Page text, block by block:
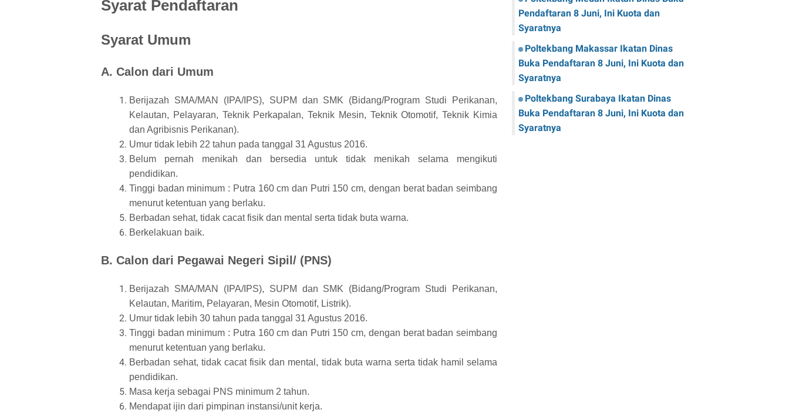
Syarat Pendaftaran
Syarat Umum
A. Calon dari Umum
Berijazah SMA/MAN (IPA/IPS), SUPM dan SMK (Bidang/Program Studi Perikanan,
Kelautan, Pelayaran, Teknik Perkapalan, Teknik Mesin, Teknik Otomotif, Teknik Kimia
dan Agribisnis Perikanan).
Umur tidak lebih 22 tahun pada tanggal 31 Agustus 2016.
Belum pernah menikah dan bersedia untuk tidak menikah selama mengikuti
pendidikan.
Tinggi badan minimum : Putra 160 cm dan Putri 150 cm, dengan berat badan seimbang
menurut ketentuan yang berlaku.
Berbadan sehat, tidak cacat fisik dan mental serta tidak buta warna.
Berkelakuan baik.
B. Calon dari Pegawai Negeri Sipil/ (PNS)
Berijazah SMA/MAN (IPA/IPS), SUPM dan SMK (Bidang/Program Studi Perikanan,
Kelautan, Maritim, Pelayaran, Mesin Otomotif, Listrik).
Umur tidak lebih 30 tahun pada tanggal 31 Agustus 2016.
Tinggi badan minimum : Putra 160 cm dan Putri 150 cm, dengan berat badan seimbang
menurut ketentuan yang berlaku.
Berbadan sehat, tidak cacat fisik dan mental, tidak buta warna serta tidak hamil selama
pendidikan.
Masa kerja sebagai PNS minimum 2 tahun.
Mendapat ijin dari pimpinan instansi/unit kerja.
Pendaftaran 8 Juni, Ini Kuota dan
Syaratnya
Poltekbang Makassar Ikatan Dinas
Buka Pendaftaran 8 Juni, Ini Kuota dan
Syaratnya
Poltekbang Surabaya Ikatan Dinas
Buka Pendaftaran 8 Juni, Ini Kuota dan
Syaratnya